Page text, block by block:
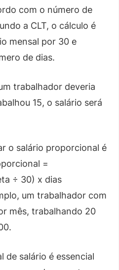
com o número de
a CLT, o cálculo é
mensal por 30 e
de dias.
trabalhador deveria
15, o salário será
o salário proporcional é
=
÷ 30) x dias
um trabalhador com
mês, trabalhando 20
de salário é essencial